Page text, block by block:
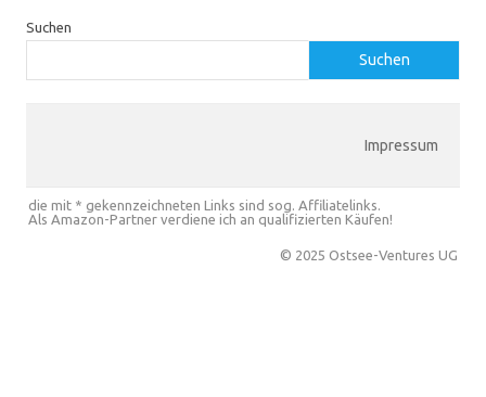
Suchen
Suchen
Impressum
die mit * gekennzeichneten Links sind sog. Affiliatelinks.
Als Amazon-Partner verdiene ich an qualifizierten Käufen!
© 2025 Ostsee-Ventures UG